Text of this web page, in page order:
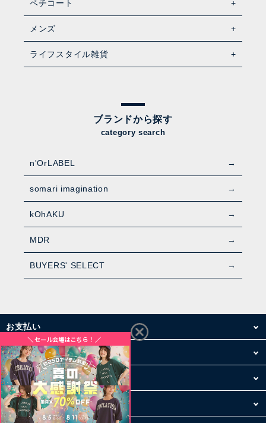
ペチコート
メンズ
ライフスタイル雑貨
ブランドから探す
category search
n'OrLABEL
somari imagination
kOhAKU
MDR
BUYERS' SELECT
お支払い
配送・送料
お買い物について
その他